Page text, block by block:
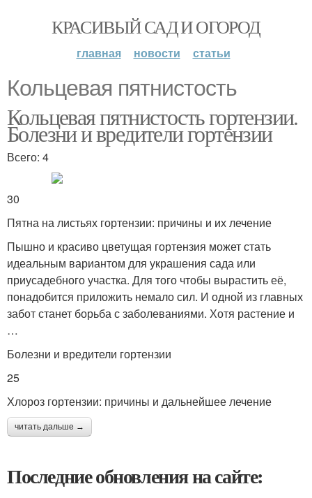
КРАСИВЫЙ САД И ОГОРОД
главная новости статьи
Кольцевая пятнистость
Кольцевая пятнистость гортензии.
Болезни и вредители гортензии
Всего: 4
30
Пятна на листьях гортензии: причины и их лечение
Пышно и красиво цветущая гортензия может стать
идеальным вариантом для украшения сада или
приусадебного участка. Для того чтобы вырастить её,
понадобится приложить немало сил. И одной из главных
забот станет борьба с заболеваниями. Хотя растение и
…
Болезни и вредители гортензии
25
Хлороз гортензии: причины и дальнейшее лечение
читать дальше →
Последние обновления на сайте: